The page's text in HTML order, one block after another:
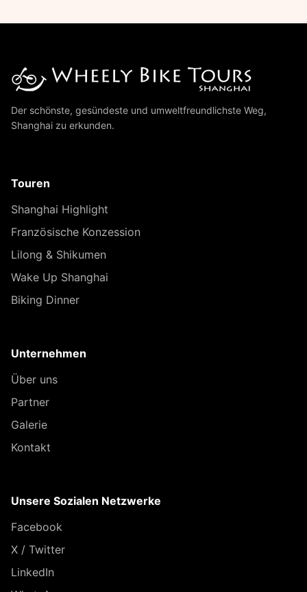
Der schönste, gesündeste und umweltfreundlichste Weg,
Shanghai zu erkunden.
Touren
Shanghai Highlight
Französische Konzession
Lilong & Shikumen
Wake Up Shanghai
Biking Dinner
Unternehmen
Über uns
Partner
Galerie
Kontakt
Unsere Sozialen Netzwerke
Facebook
X / Twitter
LinkedIn